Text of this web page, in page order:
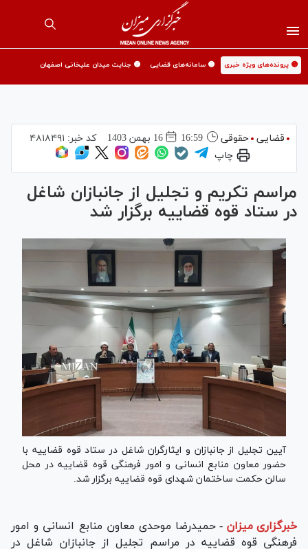
🟡 پرونده‌های ویژه خبری 🟡 سامانه‌های قضایی 🟡 جنایت میدان علیخانی اصفهان
قضایی حقوقی 16:59 16 بهمن 1403 کد خبر: ۴۸۱۸۴۹۱
چاپ
مراسم تکریم و تجلیل از جانبازان شاغل
در ستاد قوه قضاییه برگزار شد
آیین تجلیل از جانبازان و ایثارگران شاغل در ستاد قوه قضاییه با
حضور معاون منابع انسانی و امور فرهنگی قوه قضاییه در محل
سالن حکمت ساختمان شهدای قوه قضاییه برگزار شد.
خبرگزاری میزان - حمیدرضا موحدی معاون منابع انسانی و امور
فرهنگی قوه قضاییه در مراسم تجلیل از جانبازان شاغل در